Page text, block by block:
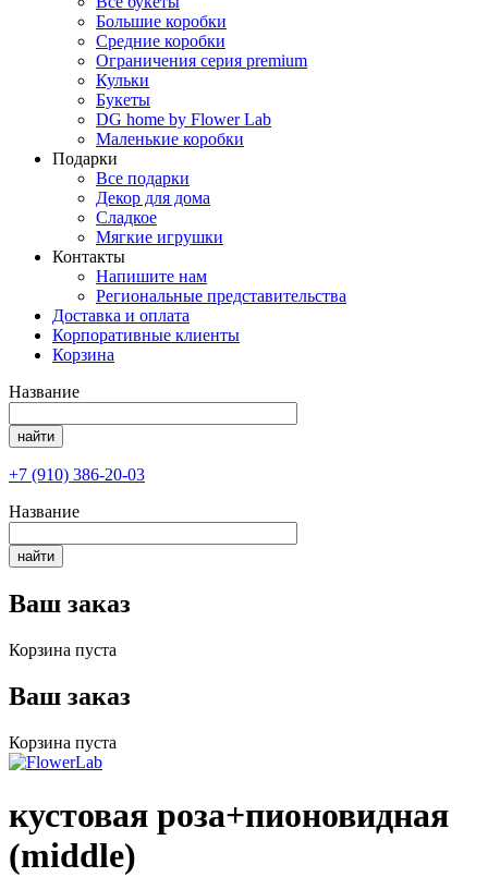
Большие коробки
Средние коробки
Ограничения серия premium
Кульки
Букеты
DG home by Flower Lab
Маленькие коробки
Подарки
Все подарки
Декор для дома
Сладкое
Мягкие игрушки
Контакты
Напишите нам
Региональные представительства
Доставка и оплата
Корпоративные клиенты
Корзина
Название
+7 (910) 386-20-03
Название
Ваш заказ
Корзина пуста
Ваш заказ
Корзина пуста
кустовая роза+пионовидная
(middle)